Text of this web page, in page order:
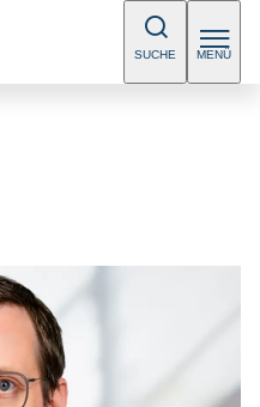
SUCHE MENÜ